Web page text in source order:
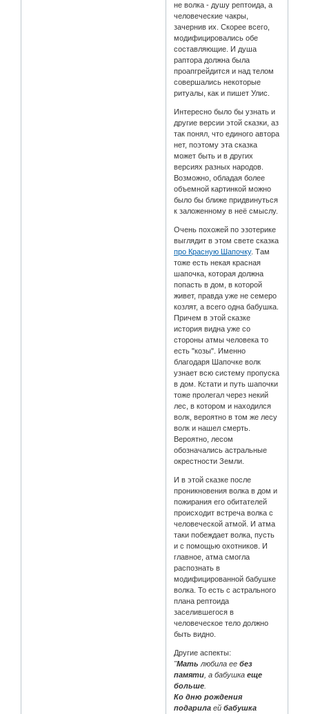
не волка - душу рептоида, а
человеческие чакры,
зачернив их. Скорее всего,
модифицировались обе
составляющие. И душа
раптора должна была
проапгрейдится и над телом
совершались некоторые
ритуалы, как и пишет Улис.
Интересно было бы узнать и
другие версии этой сказки, аз
так понял, что единого автора
нет, поэтому эта сказка
может быть и в других
версиях разных народов.
Возможно, обладая более
объемной картинкой можно
было бы ближе придвинуться
к заложенному в неё смыслу.
Очень похожей по эзотерике
выглядит в этом свете сказка
про Красную Шапочку. Там
тоже есть некая красная
шапочка, которая должна
попасть в дом, в которой
живет, правда уже не семеро
козлят, а всего одна бабушка.
Причем в этой сказке
история видна уже со
стороны атмы человека то
есть "козы". Именно
благодаря Шапочке волк
узнает всю систему пропуска
в дом. Кстати и путь шапочки
тоже пролегал через некий
лес, в котором и находился
волк, вероятно в том же лесу
волк и нашел смерть.
Вероятно, лесом
обозначались астральные
окрестности Земли.
И в этой сказке после
проникновения волка в дом и
пожирания его обитателей
происходит встреча волка с
человеческой атмой. И атма
таки побеждает волка, пусть
и с помощью охотников. И
главное, атма смогла
распознать в
модифицированной бабушке
волка. То есть с астрального
плана рептоида
заселившегося в
человеческое тело должно
быть видно.
Другие аспекты:
"Мать любила еебез
памяти , а бабушкаеще
больше
Ко дню рождения
подарила ейбабушка